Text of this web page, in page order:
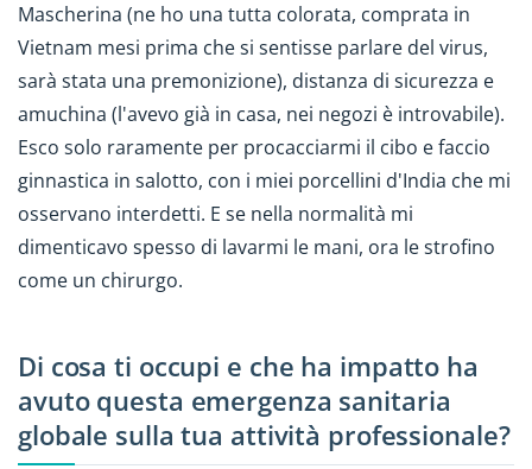
Mascherina (ne ho una tutta colorata, comprata in
Vietnam mesi prima che si sentisse parlare del virus,
sarà stata una premonizione), distanza di sicurezza e
amuchina (l'avevo già in casa, nei negozi è introvabile).
Esco solo raramente per procacciarmi il cibo e faccio
ginnastica in salotto, con i miei porcellini d'India che mi
osservano interdetti. E se nella normalità mi
dimenticavo spesso di lavarmi le mani, ora le strofino
come un chirurgo.
Di cosa ti occupi e che ha impatto ha
avuto questa emergenza sanitaria
globale sulla tua attività professionale?